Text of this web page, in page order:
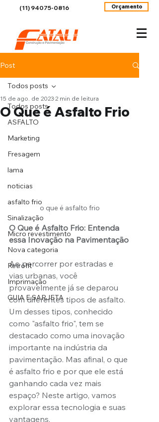
(11) 94075-0816 Orçamento
Post
Todos posts
ASFALTO
Marketing
Fresagem
lama
noticias
asfalto frio
Sinalização
Micro revestimento
Nova categoria
Retrofit
Imprimação
GUIA E SARJETA
Todos posts
O Que é Asfalto Frio
15 de ago. de 2023 2 min de leitura
o que é asfalto frio
O Que é Asfalto Frio: Entenda
essa Inovação na Pavimentação
Ao percorrer por estradas e
vias urbanas, você
provavelmente já se deparou
com diferentes tipos de asfalto.
Um desses tipos, conhecido
como "asfalto frio", tem se
destacado como uma inovação
importante na indústria da
pavimentação. Mas afinal, o que
é asfalto frio e por que ele está
ganhando cada vez mais
espaço? Neste artigo, vamos
explorar essa tecnologia e suas
vantagens.